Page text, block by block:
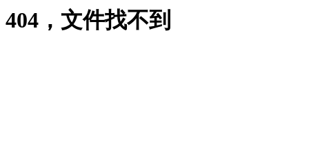
404，文件找不到